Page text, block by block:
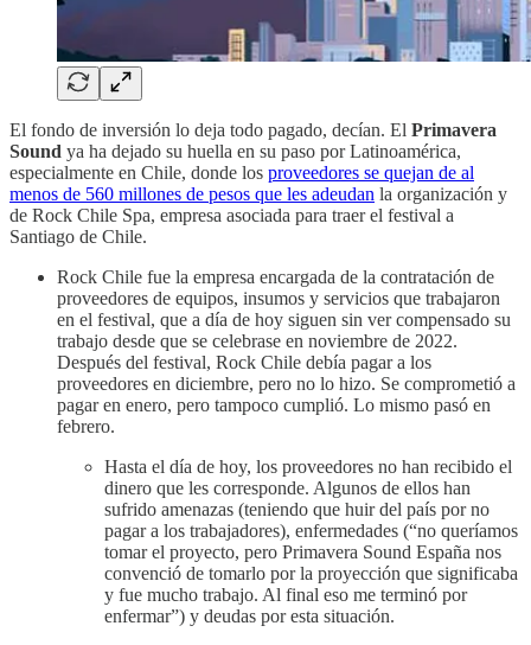
El fondo de inversión lo deja todo pagado, decían. El Primavera
Sound ya ha dejado su huella en su paso por Latinoamérica,
especialmente en Chile, donde los proveedores se quejan de al
menos de 560 millones de pesos que les adeudan la organización y
de Rock Chile Spa, empresa asociada para traer el festival a
Santiago de Chile.
Rock Chile fue la empresa encargada de la contratación de
proveedores de equipos, insumos y servicios que trabajaron
en el festival, que a día de hoy siguen sin ver compensado su
trabajo desde que se celebrase en noviembre de 2022.
Después del festival, Rock Chile debía pagar a los
proveedores en diciembre, pero no lo hizo. Se comprometió a
pagar en enero, pero tampoco cumplió. Lo mismo pasó en
febrero.
Hasta el día de hoy, los proveedores no han recibido el
dinero que les corresponde. Algunos de ellos han
sufrido amenazas (teniendo que huir del país por no
pagar a los trabajadores), enfermedades (“no queríamos
tomar el proyecto, pero Primavera Sound España nos
convenció de tomarlo por la proyección que significaba
y fue mucho trabajo. Al final eso me terminó por
enfermar”) y deudas por esta situación.